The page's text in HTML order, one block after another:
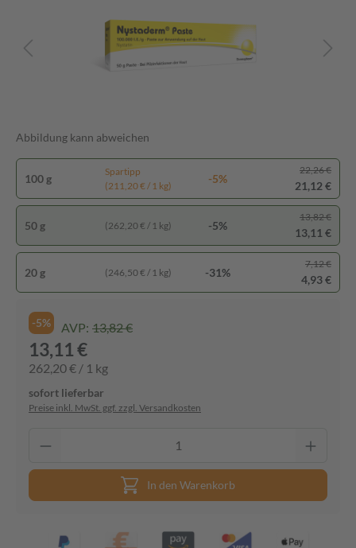
Abbildung kann abweichen
100 g
Spartipp
(211,20 € / 1 kg)
-5%
22,26 €
21,12 €
50 g (262,20 € / 1 kg) -5%
13,82 €
13,11 €
20 g (246,50 € / 1 kg) -31%
7,12 €
4,93 €
-5% AVP: 13,82 €
13,11 €
262,20 € / 1 kg
sofort lieferbar
Preise inkl. MwSt. ggf. zzgl. Versandkosten
In den Warenkorb